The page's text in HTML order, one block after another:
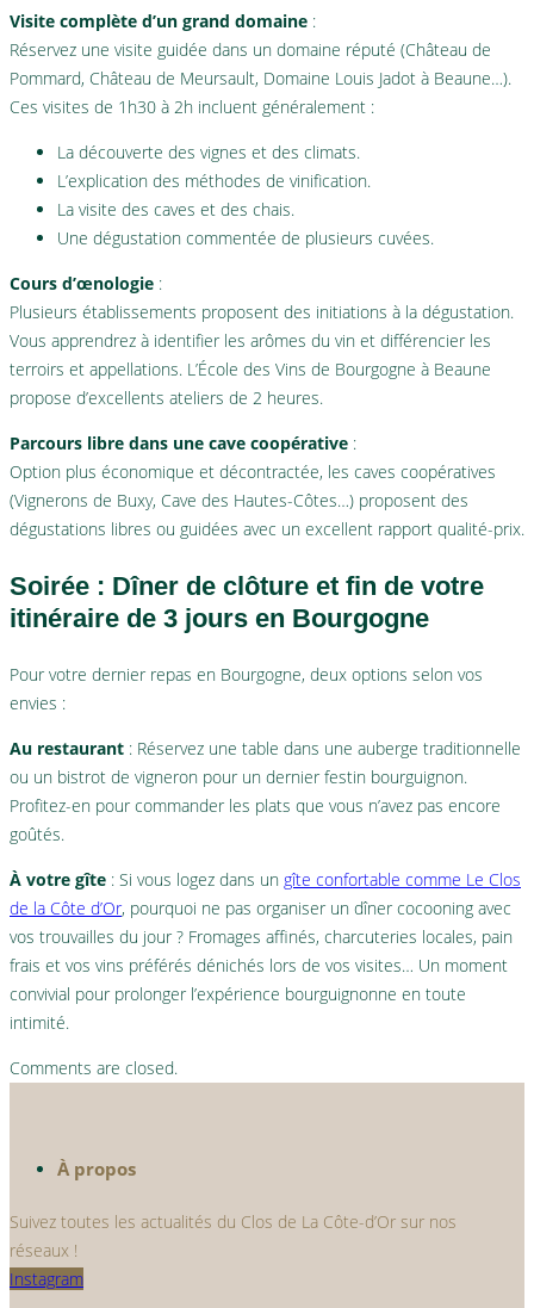
Visite complète d’un grand domaine :
Réservez une visite guidée dans un domaine réputé (Château de
Pommard, Château de Meursault, Domaine Louis Jadot à Beaune…).
Ces visites de 1h30 à 2h incluent généralement :
La découverte des vignes et des climats.
L’explication des méthodes de vinification.
La visite des caves et des chais.
Une dégustation commentée de plusieurs cuvées.
Cours d’œnologie :
Plusieurs établissements proposent des initiations à la dégustation.
Vous apprendrez à identifier les arômes du vin et différencier les
terroirs et appellations. L’École des Vins de Bourgogne à Beaune
propose d’excellents ateliers de 2 heures.
Parcours libre dans une cave coopérative :
Option plus économique et décontractée, les caves coopératives
(Vignerons de Buxy, Cave des Hautes-Côtes…) proposent des
dégustations libres ou guidées avec un excellent rapport qualité-prix.
Soirée : Dîner de clôture et fin de votre
itinéraire de 3 jours en Bourgogne
Pour votre dernier repas en Bourgogne, deux options selon vos
envies :
Au restaurant : Réservez une table dans une auberge traditionnelle
ou un bistrot de vigneron pour un dernier festin bourguignon.
Profitez-en pour commander les plats que vous n’avez pas encore
goûtés.
À votre gîte : Si vous logez dans un gîte confortable comme Le Clos
de la Côte d’Or, pourquoi ne pas organiser un dîner cocooning avec
vos trouvailles du jour ? Fromages affinés, charcuteries locales, pain
frais et vos vins préférés dénichés lors de vos visites… Un moment
convivial pour prolonger l’expérience bourguignonne en toute
intimité.
Comments are closed.
À propos
Suivez toutes les actualités du Clos de La Côte-d’Or sur nos
réseaux !
Instagram